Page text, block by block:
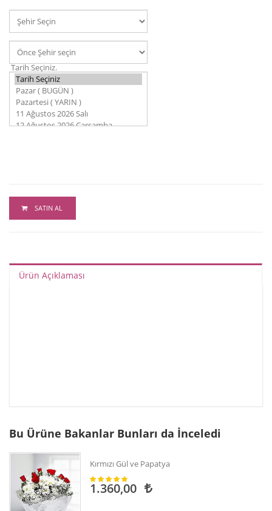
Tarih Seçiniz.
SATIN AL
Ürün Açıklaması
Bu Ürüne Bakanlar Bunları da İnceledi
Kırmızı Gül ve Papatya
1.360,00